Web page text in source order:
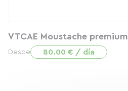
VTCAE Moustache premium
Desde 80.00 € / día